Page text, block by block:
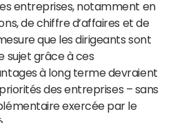
entreprises, notamment en
de chiffre d’affaires et de
que les dirigeants sont
sujet grâce à ces
à long terme devraient
des entreprises – sans
exercée par le